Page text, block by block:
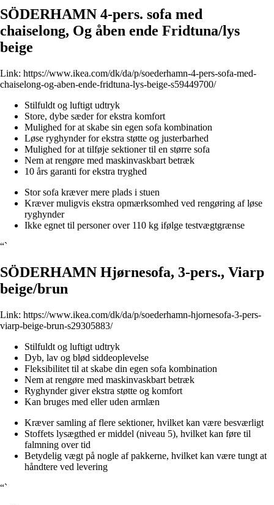
SÖDERHAMN 4-pers. sofa med
chaiselong, Og åben ende Fridtuna/lys
beige
Link: https://www.ikea.com/dk/da/p/soederhamn-4-pers-sofa-med-
chaiselong-og-aben-ende-fridtuna-lys-beige-s59449700/
Stilfuldt og luftigt udtryk
Store, dybe sæder for ekstra komfort
Mulighed for at skabe sin egen sofa kombination
Løse ryghynder for ekstra støtte og justerbarhed
Mulighed for at tilføje sektioner til en større sofa
Nem at rengøre med maskinvaskbart betræk
10 års garanti for ekstra tryghed
Stor sofa kræver mere plads i stuen
Kræver muligvis ekstra opmærksomhed ved rengøring af løse
ryghynder
Ikke egnet til personer over 110 kg ifølge testvægtgrænse
“`
SÖDERHAMN Hjørnesofa, 3-pers., Viarp
beige/brun
Link: https://www.ikea.com/dk/da/p/soederhamn-hjornesofa-3-pers-
viarp-beige-brun-s29305883/
Stilfuldt og luftigt udtryk
Dyb, lav og blød siddeoplevelse
Fleksibilitet til at skabe din egen sofa kombination
Nem at rengøre med maskinvaskbart betræk
Ryghynder giver ekstra støtte og komfort
Kan bruges med eller uden armlæn
Kræver samling af flere sektioner, hvilket kan være besværligt
Stoffets lysægthed er middel (niveau 5), hvilket kan føre til
falmning over tid
Betydelig vægt på nogle af pakkerne, hvilket kan være tungt at
håndtere ved levering
“`